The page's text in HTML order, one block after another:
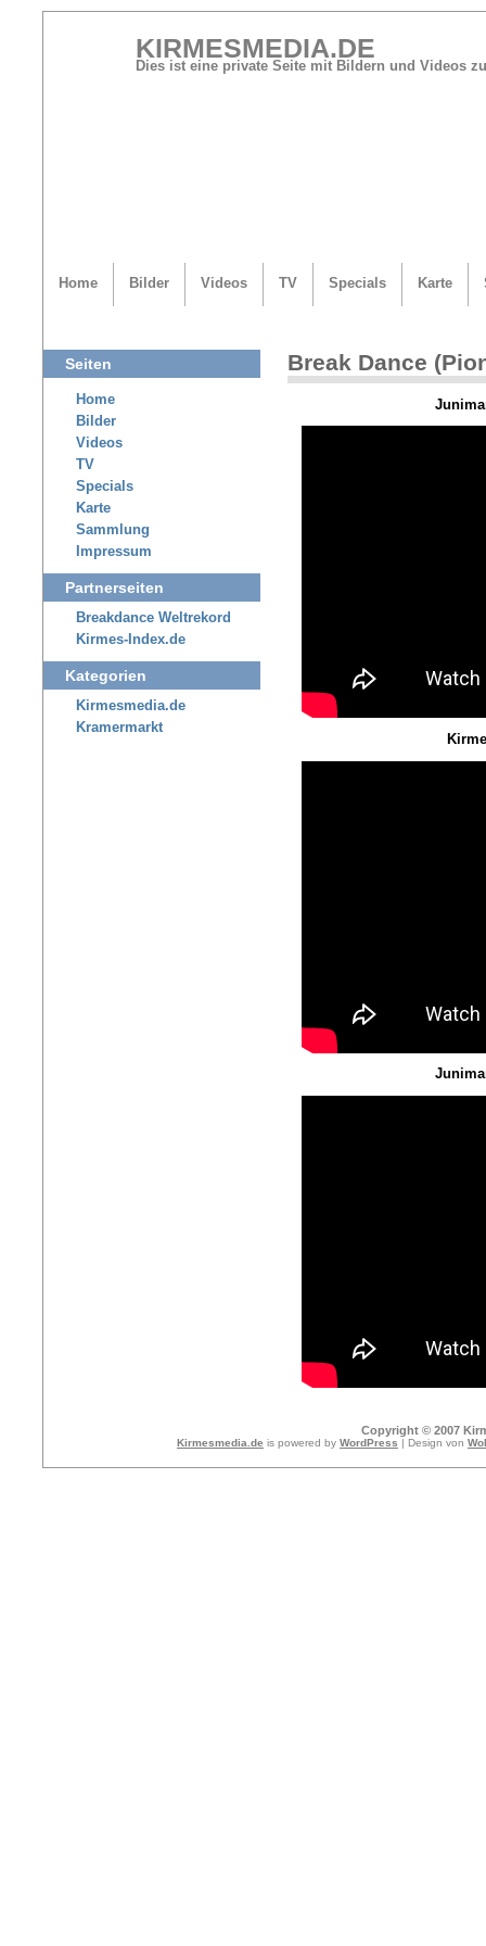
KIRMESMEDIA.DE
Dies ist eine private Seite mit Bildern und Videos
Home Bilder Videos TV Specials Karte
Break Dance
Seiten
Home
Bilder
Videos
TV
Specials
Karte
Sammlung
Impressum
Partnerseiten
Breakdance Weltrekord
Kirmes-Index.de
Kategorien
Kirmesmedia.de
Kramermarkt
Copyright © 2007
Kirmesmedia.de is powered by WordPress | Design von